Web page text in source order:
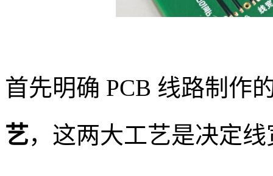
首先明确 PCB 线路制作
艺，这两大工艺是决定